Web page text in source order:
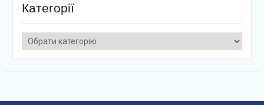
Категорії
Категорії